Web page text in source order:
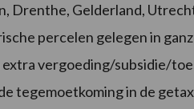
Drenthe, Gelderland,
percelen gelegen in
vergoeding/subsidie/
tegemoetkoming in de